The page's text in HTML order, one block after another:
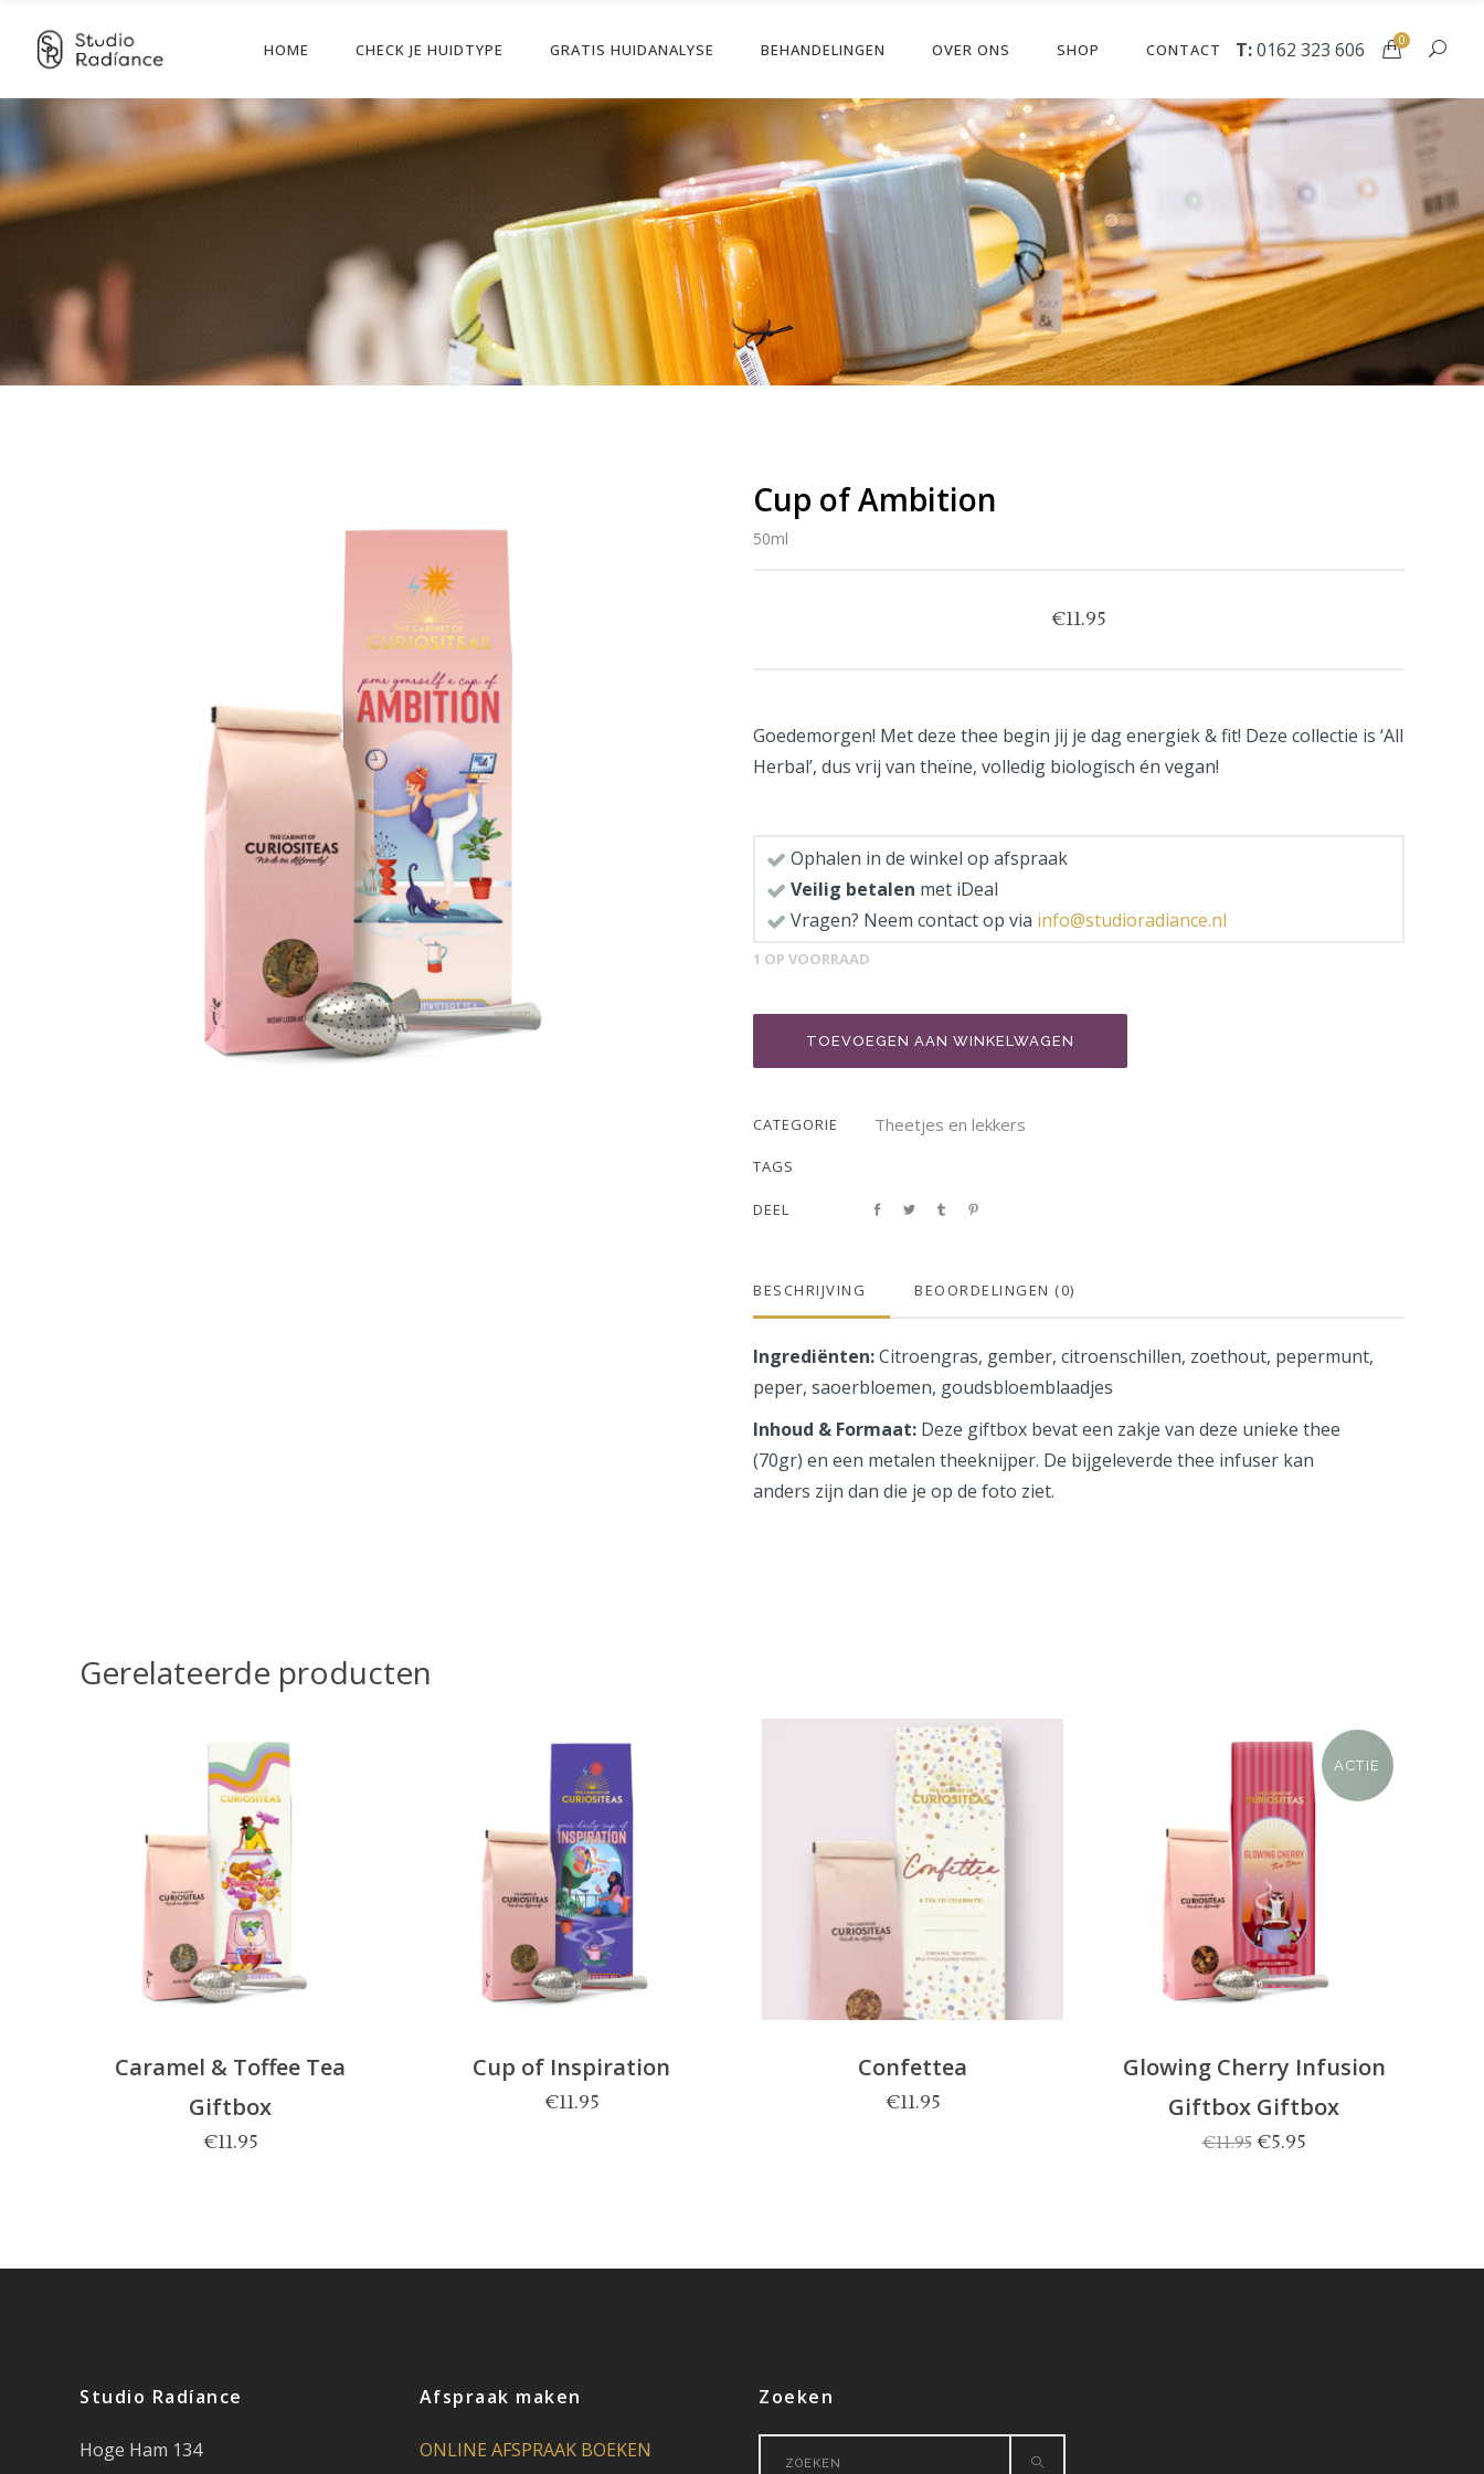
HOME CHECK JE HUIDTYPE GRATIS HUIDANALYSE BEHANDELINGEN OVER ONS SHOP CONTACT T:0162 323 606 0
Cup of Ambition
50ml
€11.95
Goedemorgen! Met deze thee begin jij je dag energiek & fit! Deze collectie is ‘All
Herbal’, dus vrij van theïne, volledig biologisch én vegan!
Ophalen in de winkel op afspraak
Veilig betalen met iDeal
Vragen? Neem contact op via info@studioradiance.nl
1 OP VOORRAAD
TOEVOEGEN AAN WINKELWAGEN
CATEGORIE Theetjes en lekkers
TAGS
DEEL
BESCHRIJVING BEOORDELINGEN (0)
Ingrediënten:Citroengras, gember, citroenschillen, zoethout, pepermunt,
peper, saoerbloemen, goudsbloemblaadjes
Inhoud & Formaat: Deze giftbox bevat een zakje van deze unieke thee
(70gr) en een metalen theeknijper. De bijgeleverde thee infuser kan
anders zijn dan die je op de foto ziet.
Gerelateerde producten
Caramel & Toffee Tea
Giftbox
€11.95
Cup of Inspiration
€11.95
Confettea
€11.95
ACTIE
Glowing Cherry Infusion
Giftbox Giftbox
€11.95 Oorspronkelijke
€5.95Huidige
Studio Radíance
Hoge Ham 134
Afspraak maken
ONLINE AFSPRAAK BOEKEN
Zoeken